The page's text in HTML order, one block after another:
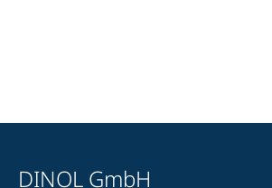
DINOL GmbH